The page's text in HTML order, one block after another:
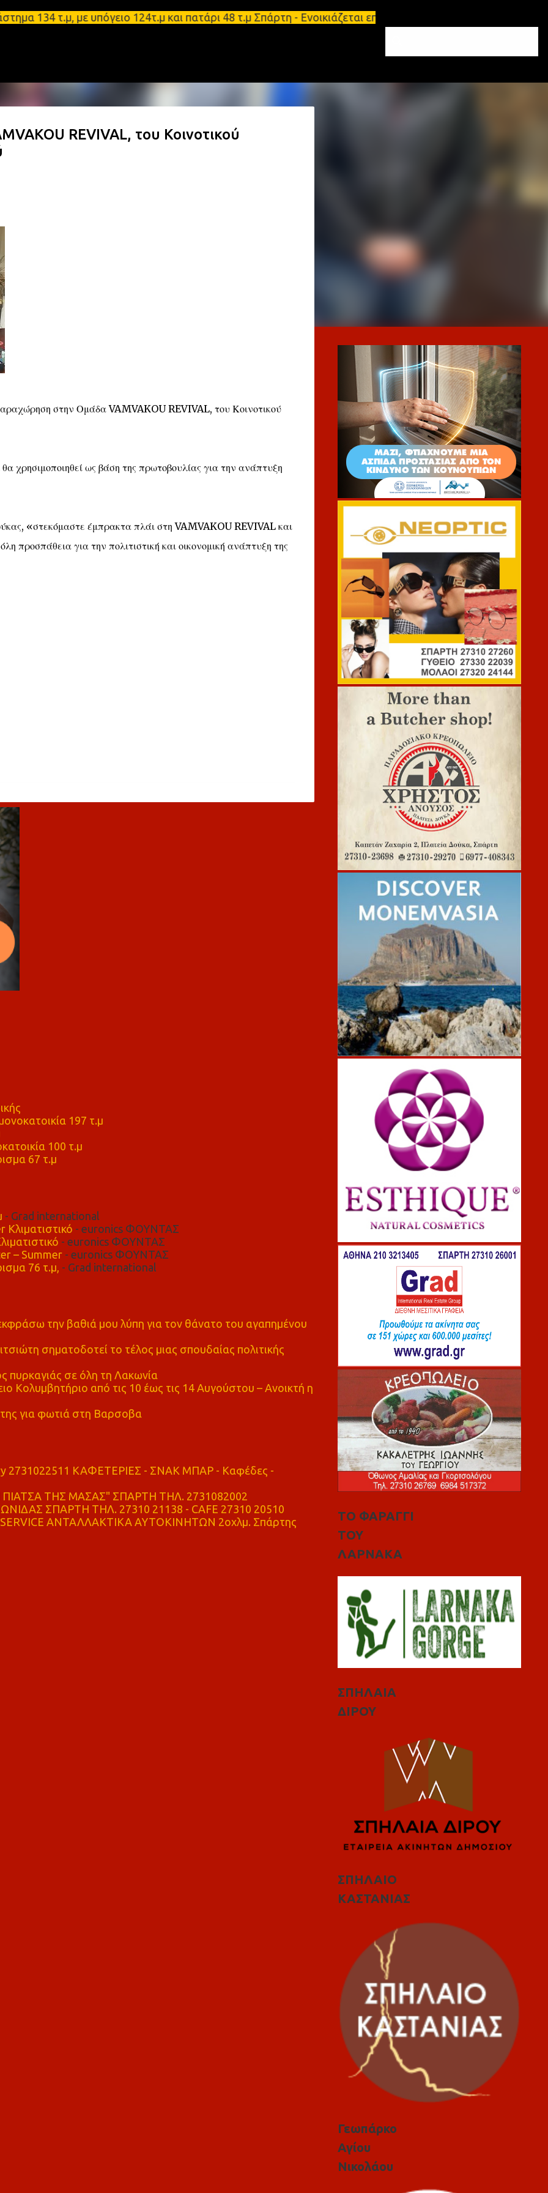
Μετάβαση στο κύριο περιεχόμενο
τ.μ, με υπόγειο 124τ.μ και πατάρι 48 τ.μ Σπάρτη - Ενοικιάζεται επιπλωμένο διαμέρισμα
REVIVAL, του Κοινοτικού
στην Ομάδα VAMVAKOU REVIVAL, του Κοινοτικού
χρησιμοποιηθεί ως βάση της πρωτοβουλίας για την ανάπτυξη
«στεκόμαστε έμπρακτα πλάι στη VAMVAKOU REVIVAL και
προσπάθεια για την πολιτιστική και οικονομική ανάπτυξη της
197 τ.μ
100 τ.μ
67 τ.μ
- Grad international
- euronics ΦΟΥΝΤΑΣ
- euronics ΦΟΥΝΤΑΣ
– Summer- euronics ΦΟΥΝΤΑΣ
76 τ.μ, - Grad international
την βαθιά μου λύπη για τον θάνατο του αγαπημένου
σηματοδοτεί το τέλος μιας σπουδαίας πολιτικής
πυρκαγιάς σε όλη τη Λακωνία
Κολυμβητήριο από τις 10 έως τις 14 Αυγούστου – Ανοικτή η
για φωτιά στη Βαρσοβα
2731022511 ΚΑΦΕΤΕΡΙΕΣ - ΣΝΑΚ ΜΠΑΡ - Καφέδες -
ΤΗΣ ΜΑΣΑΣ" ΣΠΑΡΤΗ ΤΗΛ. 2731082002
ΣΠΑΡΤΗ ΤΗΛ. 27310 21138 - CAFE 27310 20510
ΑΝΤΑΛΛΑΚΤΙΚΑ ΑΥΤΟΚΙΝΗΤΩΝ 2οχλμ. Σπάρτης
ΤΟ ΦΑΡΑΓΓΙ
ΤΟΥ
ΛΑΡΝΑΚΑ
ΣΠΗΛΑΙΑ
ΔΙΡΟΥ
ΣΠΗΛΑΙΟ
ΚΑΣΤΑΝΙΑΣ
Γεωπάρκο
Αγίου
Νικολάου